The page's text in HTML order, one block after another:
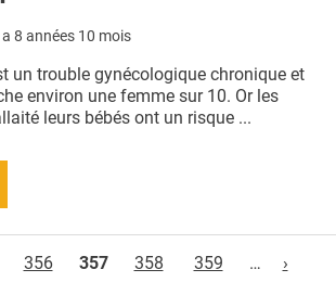
8 années 10 mois
un trouble gynécologique chronique et
environ une femme sur 10. Or les
leurs bébés ont un risque ...
356 357 358 359 … ›